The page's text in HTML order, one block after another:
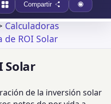
Compartir
Calculadoras
de ROI Solar
Solar
de la inversión solar